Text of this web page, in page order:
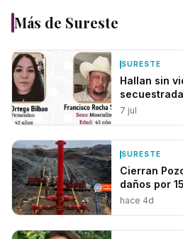
del Istmo para los
del Golfo. Fue
Poza Rica, MVS Poza
reportero y conductor
“Notimundo”,
Editores, Araucaria
estatal de radio
fm y corresponsal
noticieros de Enfoque
Más de Sureste
SURESTE
Hallan sin
7 jul
SURESTE
Cierran Pozo Krem-
daños por
hace 4d